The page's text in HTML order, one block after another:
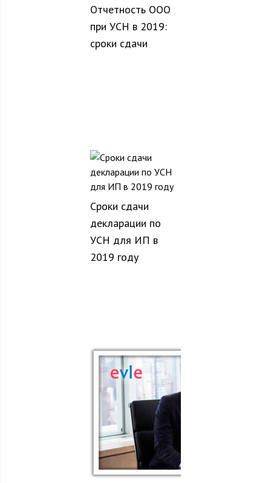
Отчетность ООО
при УСН в 2019:
сроки сдачи
Сроки сдачи
декларации по
УСН для ИП в
2019 году